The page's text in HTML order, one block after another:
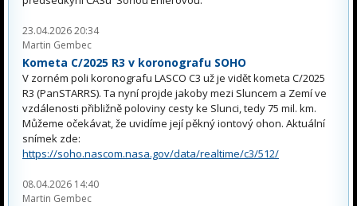
23.04.2026 20:34
Martin Gembec
Kometa C/2025 R3 v koronografu SOHO
V zorném poli koronografu LASCO C3 už je vidět kometa C/2025
R3 (PanSTARRS). Ta nyní projde jakoby mezi Sluncem a Zemí ve
vzdálenosti přibližně poloviny cesty ke Slunci, tedy 75 mil. km.
Můžeme očekávat, že uvidíme její pěkný iontový ohon. Aktuální
snímek zde:
https://soho.nascom.nasa.gov/data/realtime/c3/512/
08.04.2026 14:40
Martin Gembec